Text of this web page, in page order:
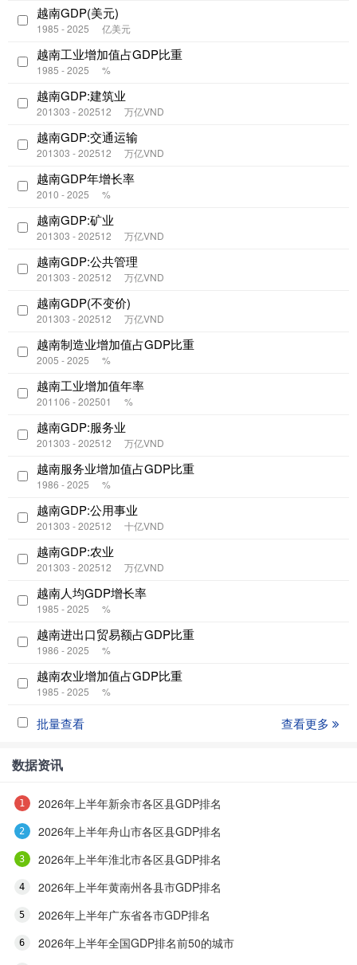
越南GDP(美元)
1985 - 2025 亿美元
越南工业增加值占GDP比重
1985 - 2025 %
越南GDP:建筑业
201303 - 202512 万亿VND
越南GDP:交通运输
201303 - 202512 万亿VND
越南GDP年增长率
2010 - 2025 %
越南GDP:矿业
201303 - 202512 万亿VND
越南GDP:公共管理
201303 - 202512 万亿VND
越南GDP(不变价)
201303 - 202512 万亿VND
越南制造业增加值占GDP比重
2005 - 2025 %
越南工业增加值年率
201106 - 202501 %
越南GDP:服务业
201303 - 202512 万亿VND
越南服务业增加值占GDP比重
1986 - 2025 %
越南GDP:公用事业
201303 - 202512 十亿VND
越南GDP:农业
201303 - 202512 万亿VND
越南人均GDP增长率
1985 - 2025 %
越南进出口贸易额占GDP比重
1986 - 2025 %
越南农业增加值占GDP比重
1985 - 2025 %
批量查看 查看更多
数据资讯
2026年上半年新余市各区县GDP排名
2026年上半年舟山市各区县GDP排名
2026年上半年淮北市各区县GDP排名
2026年上半年黄南州各县市GDP排名
2026年上半年广东省各市GDP排名
2026年上半年全国GDP排名前50的城市